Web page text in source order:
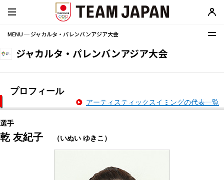
MENU ─ ジャカルタ・パレンバンアジア大会
ジャカルタ・パレンバンアジア大会
プロフィール
アーティスティックスイミングの代表一覧
選手
乾 友紀子 （いぬい ゆきこ）